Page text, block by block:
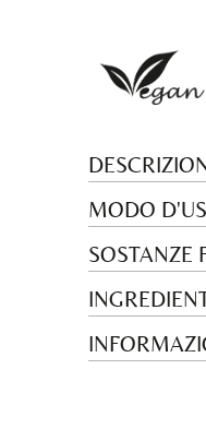
MODO
SOSTANZE